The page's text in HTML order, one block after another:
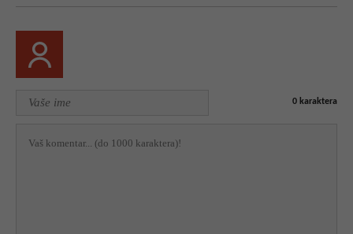
0 karaktera